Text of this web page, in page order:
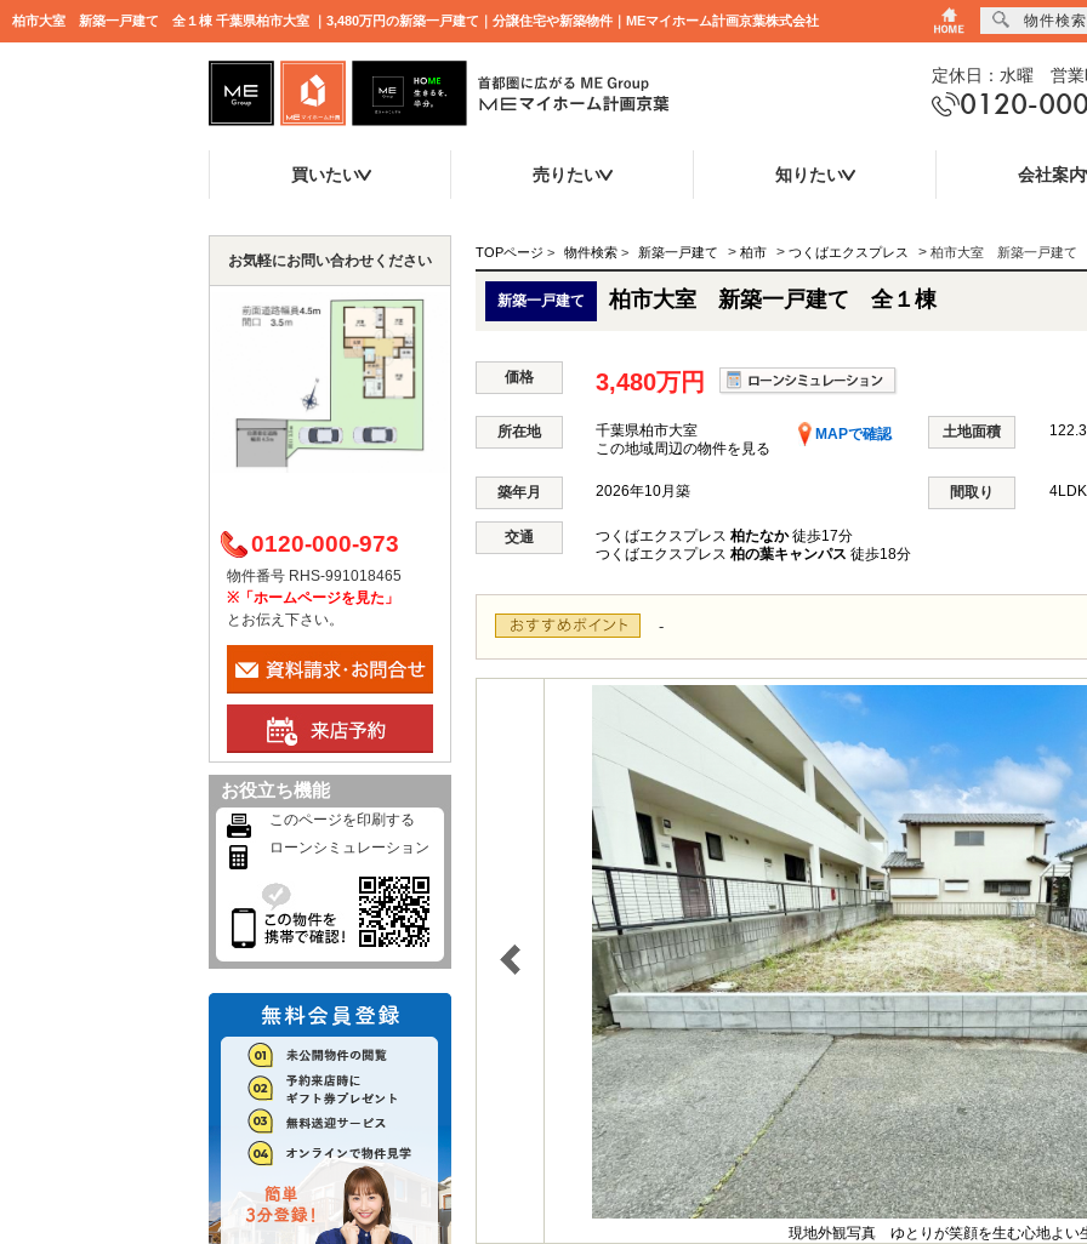
柏市大室 新築一戸建て 全１棟 千葉県柏市大室 ｜3,480万円の新築一戸建て｜分譲住宅や新築物件｜MEマイホーム計画京葉株式会社
定休日：水曜 営業
0120-
買いたい 売りたい 知りたい 会社案内
TOPページ > 物件検索 > 新築一戸建て > 柏市 > つくばエクスプレス > 柏市大室 新築一戸建て
新築一戸建て 柏市大室 新築一戸建て 全１棟
価格 3,480万円
所在地 千葉県柏市大室
MAPで確認
この地域周辺の物件を見る
土地面積
築年月 2026年10月築 間取り
交通 つくばエクスプレス 柏たなか徒歩17分
つくばエクスプレス 柏の葉キャンパス 徒歩18分
-
現地外観写真 ゆとりが笑顔を生む心地よい
お気軽にお問い合わせください
0120-000-973
物件番号 RHS-991018465
※「ホームページを見た」
とお伝え下さい。
お役立ち機能
このページを印刷する
ローンシミュレーション
物件検索